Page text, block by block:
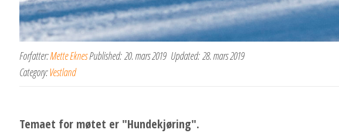
Forfatter:Mette EknesPublished: 20. mars 2019 Updated: 28. mars 2019
Category:Vestland
Temaet for møtet er "Hundekjøring".